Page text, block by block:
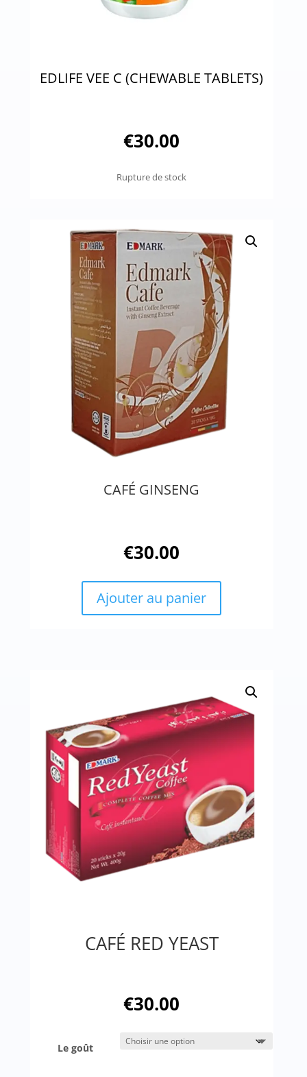
EDLIFE VEE C (CHEWABLE TABLETS)
€30.00
Rupture de stock
CAFÉ GINSENG
€30.00
Ajouter au panier
CAFÉ RED YEAST
€30.00
Le goût